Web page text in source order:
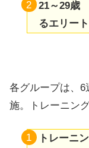
21～29歳
るエリー
各グループは、6
施。トレーニン
トレーニ